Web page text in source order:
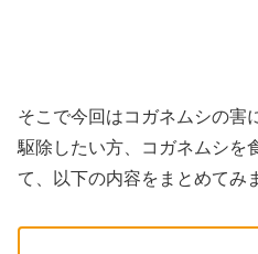
そこで今回はコガネムシの害
駆除したい方、コガネムシを
て、以下の内容をまとめてみ